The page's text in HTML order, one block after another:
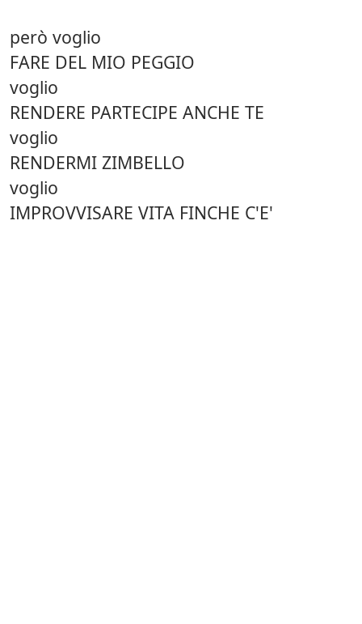
però voglio
FARE DEL MIO PEGGIO
voglio
RENDERE PARTECIPE ANCHE TE
voglio
RENDERMI ZIMBELLO
voglio
IMPROVVISARE VITA FINCHE C'E'